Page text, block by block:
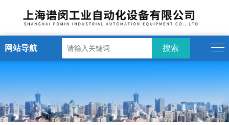
网站导航